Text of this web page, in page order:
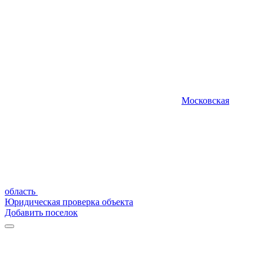
Московская
область
Юридическая проверка объекта
Добавить поселок